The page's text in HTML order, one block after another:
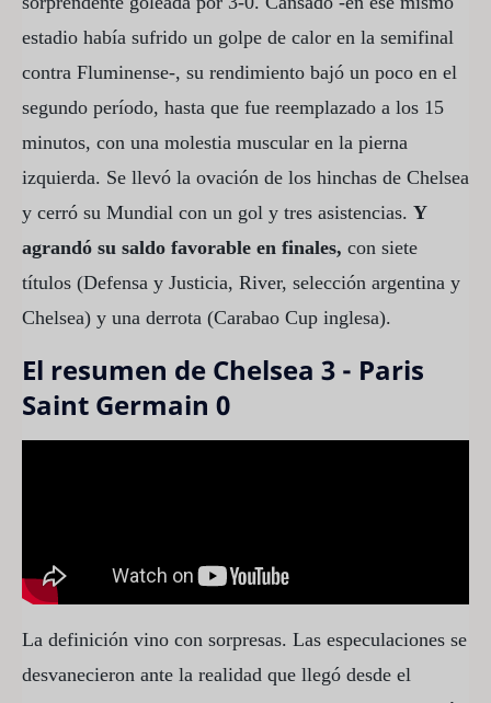
estadio había sufrido un golpe de calor en la semifinal
contra Fluminense-, su rendimiento bajó un poco en el
segundo período, hasta que fue reemplazado a los 15
minutos, con una molestia muscular en la pierna
izquierda. Se llevó la ovación de los hinchas de Chelsea
y cerró su Mundial con un gol y tres asistencias. Y
agrandó su saldo favorable en finales, con siete
títulos (Defensa y Justicia, River, selección argentina y
Chelsea) y una derrota (Carabao Cup inglesa).
El resumen de Chelsea 3 - Paris
Saint Germain 0
La definición vino con sorpresas. Las especulaciones se
desvanecieron ante la realidad que llegó desde el